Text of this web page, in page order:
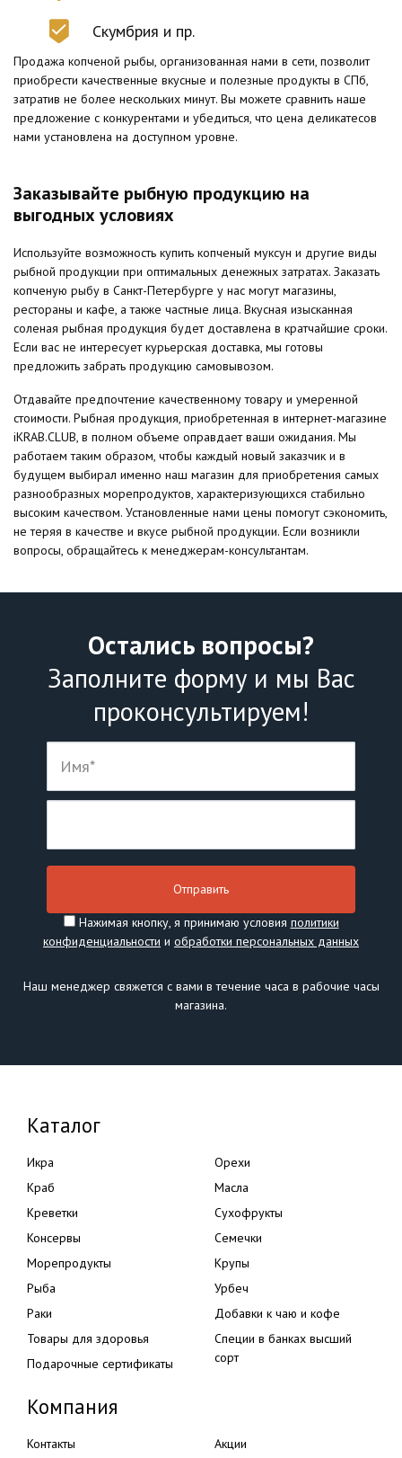
Скумбрия и пр.
Продажа копченой рыбы, организованная нами в сети, позволит
приобрести качественные вкусные и полезные продукты в СПб,
затратив не более нескольких минут. Вы можете сравнить наше
предложение с конкурентами и убедиться, что цена деликатесов
нами установлена на доступном уровне.
Заказывайте рыбную продукцию на
выгодных условиях
Используйте возможность купить копченый муксун и другие виды
рыбной продукции при оптимальных денежных затратах. Заказать
копченую рыбу в Санкт-Петербурге у нас могут магазины,
рестораны и кафе, а также частные лица. Вкусная изысканная
соленая рыбная продукция будет доставлена в кратчайшие сроки.
Если вас не интересует курьерская доставка, мы готовы
предложить забрать продукцию самовывозом.
Отдавайте предпочтение качественному товару и умеренной
стоимости. Рыбная продукция, приобретенная в интернет-магазине
iKRAB.CLUB, в полном объеме оправдает ваши ожидания. Мы
работаем таким образом, чтобы каждый новый заказчик и в
будущем выбирал именно наш магазин для приобретения самых
разнообразных морепродуктов, характеризующихся стабильно
высоким качеством. Установленные нами цены помогут сэкономить,
не теряя в качестве и вкусе рыбной продукции. Если возникли
вопросы, обращайтесь к менеджерам-консультантам.
Остались вопросы?
Заполните форму и мы Вас
проконсультируем!
Нажимая кнопку, я принимаю условия политики
конфиденциальности и обработки персональных данных
Наш менеджер свяжется с вами в течение часа в рабочие часы
магазина.
Каталог
Икра
Краб
Креветки
Консервы
Морепродукты
Рыба
Раки
Товары для здоровья
Подарочные сертификаты
Орехи
Масла
Сухофрукты
Семечки
Крупы
Урбеч
Добавки к чаю и кофе
Специи в банках высший
сорт
Компания
Контакты
Акции